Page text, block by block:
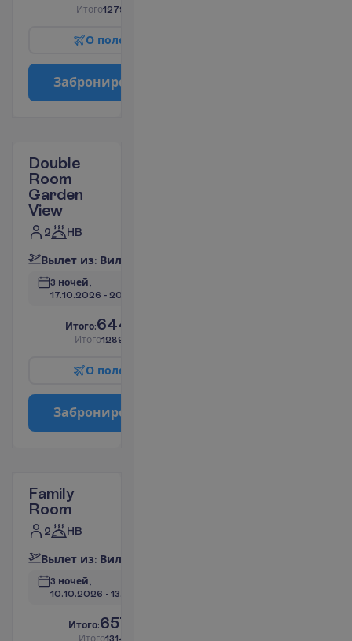
Итого1279.92
О поле
Заброниро
Double
Room
Garden
View
2 HB
Вылет из: Вил
3 ночей,
17.10.2026 - 20.10.2026
Итого:644.72
Итого1289.44
О поле
Заброниро
Family
Room
2 HB
Вылет из: Вил
3 ночей,
10.10.2026 - 13.10.2026
Итого:657.36
Итого1314.72